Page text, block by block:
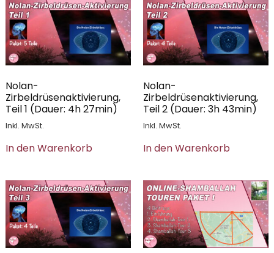
Nolan-
Zirbeldrüsenaktivierung,
Teil 1 (Dauer: 4h 27min)
Inkl. MwSt.
In den Warenkorb
Nolan-
Zirbeldrüsenaktivierung,
Teil 2 (Dauer: 3h 43min)
Inkl. MwSt.
In den Warenkorb